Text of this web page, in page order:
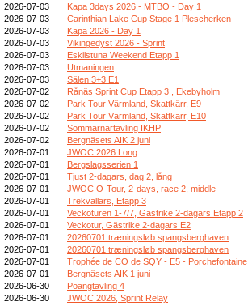
2026-07-03
Kapa 3days 2026 - MTBO - Day 1
2026-07-03
Carinthian Lake Cup Stage 1 Plescherken
2026-07-03
Kāpa 2026 - Day 1
2026-07-03
Vikingedyst 2026 - Sprint
2026-07-03
Eskilstuna Weekend Etapp 1
2026-07-03
Utmaningen
2026-07-03
Sälen 3+3 E1
2026-07-02
Rånäs Sprint Cup Etapp 3 , Ekebyholm
2026-07-02
Park Tour Värmland, Skattkärr, E9
2026-07-02
Park Tour Värmland, Skattkärr, E10
2026-07-02
Sommarnärtävling IKHP
2026-07-02
Bergnäsets AIK 2 juni
2026-07-01
JWOC 2026 Long
2026-07-01
Bergslagsserien 1
2026-07-01
Tjust 2-dagars, dag 2, lång
2026-07-01
JWOC O-Tour, 2-days, race 2, middle
2026-07-01
Trekvällars, Etapp 3
2026-07-01
Veckoturen 1-7/7, Gästrike 2-dagars Etapp 2
2026-07-01
Veckotur, Gästrike 2-dagars E2
2026-07-01
20260701 træningsløb spangsberghaven
2026-07-01
20260701 træningsløb spangsberghaven
2026-07-01
Trophée de CO de SQY - E5 - Porchefontaine
2026-07-01
Bergnäsets AIK 1 juni
2026-06-30
Poängtävling 4
2026-06-30
JWOC 2026, Sprint Relay